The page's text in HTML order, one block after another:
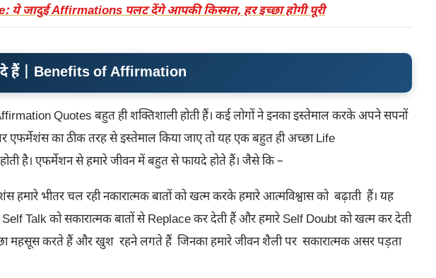
ये जादुई Affirmations पलट देंगे आपकी किस्मत, हर इच्छा होगी पूरी
हैं | Benefits of Affirmation
Quotes बहुत ही शक्तिशाली होती हैं। कई लोगों ने इनका इस्तेमाल करके अपने सपनों
एफर्मेशंस का ठीक तरह से इस्तेमाल किया जाए तो यह एक बहुत ही अच्छा Life
है। एफर्मेशन से हमारे जीवन में बहुत से फायदे होते हैं। जैसे कि –
हमारे भीतर चल रही नकारात्मक बातों को खत्म करके हमारे आत्मविश्वास को बढ़ाती हैं। यह
Talk को सकारात्मक बातों से Replace कर देती हैं और हमारे Self Doubt को खत्म कर देती
महसूस करते हैं और खुश रहने लगते हैं जिनका हमारे जीवन शैली पर सकारात्मक असर पड़ता